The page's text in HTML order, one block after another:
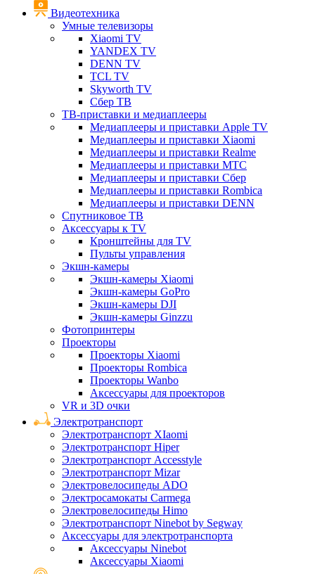
Видеотехника
Умные телевизоры
Xiaomi TV
YANDEX TV
DENN TV
TCL TV
Skyworth TV
Сбер ТВ
ТВ-приставки и медиаплееры
Медиаплееры и приставки Apple TV
Медиаплееры и приставки Xiaomi
Медиаплееры и приставки Realme
Медиаплееры и приставки МТС
Медиаплееры и приставки Сбер
Медиаплееры и приставки Rombica
Медиаплееры и приставки DENN
Спутниковое ТВ
Аксессуары к TV
Кронштейны для TV
Пульты управления
Экшн-камеры
Экшн-камеры Xiaomi
Экшн-камеры GoPro
Экшн-камеры DJI
Экшн-камеры Ginzzu
Фотопринтеры
Проекторы
Проекторы Xiaomi
Проекторы Rombica
Проекторы Wanbo
Аксессуары для проекторов
VR и 3D очки
Электротранспорт
Электротранспорт XIaomi
Электротранспорт Hiper
Электротранспорт Accesstyle
Электротранспорт Mizar
Электровелосипеды ADO
Электросамокаты Carmega
Электровелосипеды Himo
Электротранспорт Ninebot by Segway
Аксессуары для электротранспорта
Аксессуары Ninebot
Аксессуары Xiaomi